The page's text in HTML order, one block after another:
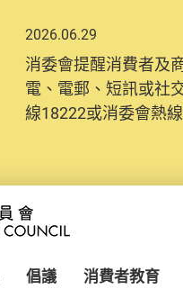
2026.06.29
消委會提醒消費者及
電、電郵、短訊或社
線18222或消委會熱
2025.10.31
為提升使用者體驗及
消費者需要提供基本
紀錄將清晰整合於帳
倡議 消費者教育